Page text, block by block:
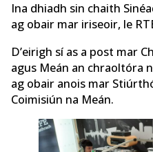
Ina dhiadh sin chaith
ag obair mar iriseoir, le
D’eirigh sí as a post mar
agus Meán an chraoltóra
ag obair anois mar
Coimisiún na Meán.